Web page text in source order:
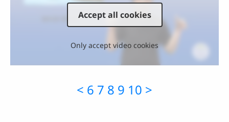
Accept all cookies
Only accept video cookies
< 6 7 8 9 10 >